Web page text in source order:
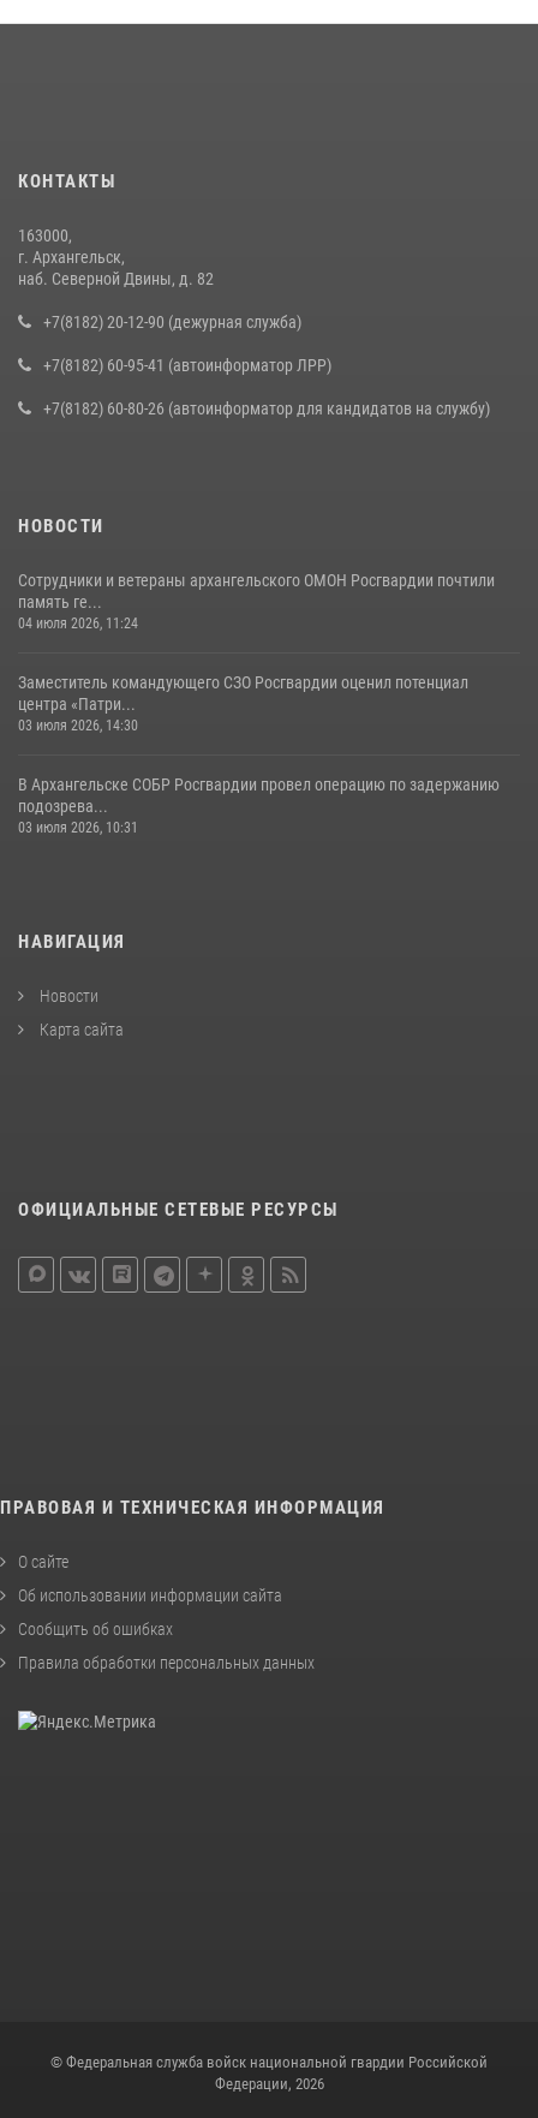
КОНТАКТЫ
163000,
г. Архангельск,
наб. Северной Двины, д. 82
+7(8182) 20-12-90 (дежурная служба)
+7(8182) 60-95-41 (автоинформатор ЛРР)
+7(8182) 60-80-26 (автоинформатор для кандидатов на службу)
НОВОСТИ
Сотрудники и ветераны архангельского ОМОН Росгвардии почтили
память ге...
04 июля 2026, 11:24
Заместитель командующего СЗО Росгвардии оценил потенциал
центра «Патри...
03 июля 2026, 14:30
В Архангельске СОБР Росгвардии провел операцию по задержанию
подозрева...
03 июля 2026, 10:31
НАВИГАЦИЯ
Новости
Карта сайта
ОФИЦИАЛЬНЫЕ СЕТЕВЫЕ РЕСУРСЫ
ПРАВОВАЯ И ТЕХНИЧЕСКАЯ ИНФОРМАЦИЯ
О сайте
Об использовании информации сайта
Сообщить об ошибках
Правила обработки персональных данных
© Федеральная служба войск национальной гвардии Российской
Федерации, 2026